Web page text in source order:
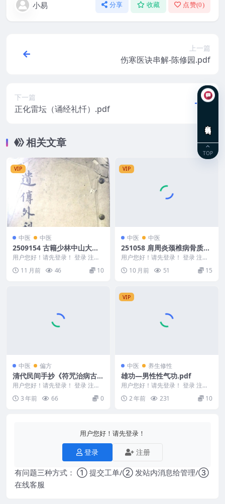
小易 分享 收藏 点赞(0)
上一篇
伤寒医诀串解-陈修园.pdf
下一篇
正化雷坛（诵经礼忏）.pdf
相关文章
VIP
中医 中医
2509154 古籍少林中山大和
尚传授《遗传外科》抄本23
双面Y
用户您好！请先登录！ 登录 注册
古籍少林中山大和尚传授《遗传外
科》抄本23双面...
11 月前 46 10
VIP
中医 中医
251058 肩周炎颈椎病骨质增
生秘方-
用户您好！请先登录！ 登录 注册
肩周炎颈椎病骨质增生秘方- 2510
58 Se...
10 月前 51 15
中医 偏方
清代民间手抄《符咒治病古
本》 8pdf
用户您好！请先登录！ 登录 注册
清代民间手抄《符咒治病古本》.r
ar 2401...
3 年前 66 0
VIP
中医 养生修性
雄功—男性性气功.pdf
用户您好！请先登录！ 登录 注册
雄功—男性性气功.pdf 2411412-3
0 2 年前 231 10
用户您好！请先登录！
登录 注册
有问题三种方式： ① 提交工单/② 发站内消息给管理/③
在线客服
TOP